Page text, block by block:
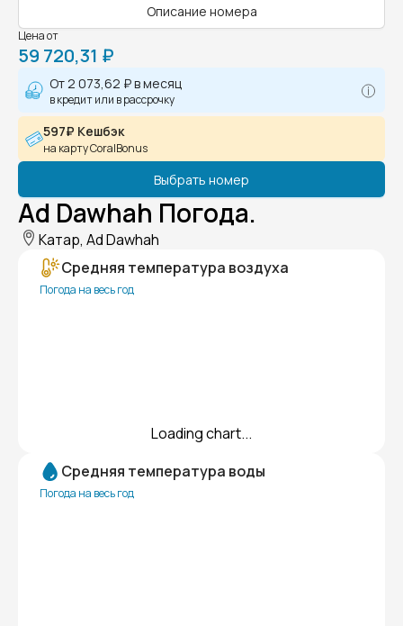
Описание номера
Цена от
59 720,31 ₽
От2 073,62 ₽в месяц
в кредит или в рассрочку
597₽ Кешбэк
на карту CoralBonus
Выбрать номер
Ad Dawhah Погода.
Катар, Ad Dawhah
Средняя температура воздуха
Погода на весь год
Loading chart...
Средняя температура воды
Погода на весь год